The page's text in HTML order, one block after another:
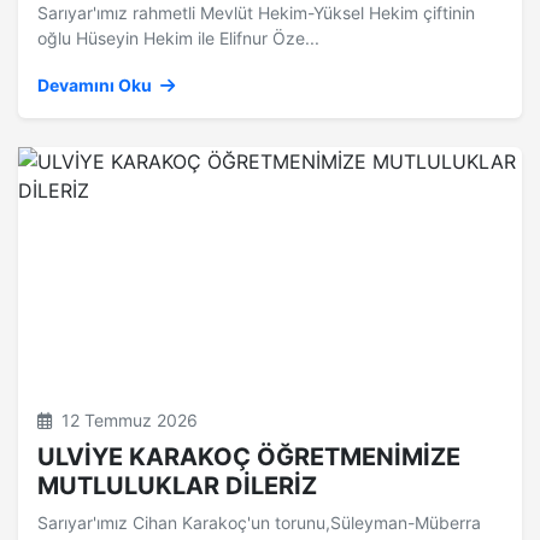
Sarıyar'ımız rahmetli Mevlüt Hekim-Yüksel Hekim çiftinin
oğlu Hüseyin Hekim ile Elifnur Öze...
Devamını Oku
12 Temmuz 2026
ULVİYE KARAKOÇ ÖĞRETMENİMİZE
MUTLULUKLAR DİLERİZ
Sarıyar'ımız Cihan Karakoç'un torunu,Süleyman-Müberra